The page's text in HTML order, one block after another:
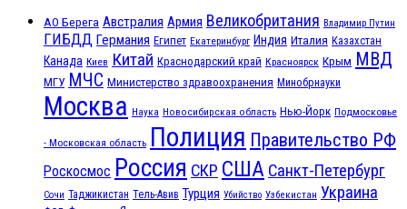
АО Берега Австралия Армия Великобритания Владимир Путин
ГИБДД Германия Египет Екатеринбург Индия Италия Казахстан
Канада Киев Китай Краснодарский край Красноярск Крым МВД
МГУ МЧС Министерство здравоохранения Минобрнауки
Москва Наука Новосибирская область Нью-Йорк Подмосковье
- Московская область Полиция Правительство РФ
Роскосмос Россия СКР США Санкт-Петербург
Сочи Таджикистан Тель-Авив Турция Убийство Узбекистан Украина